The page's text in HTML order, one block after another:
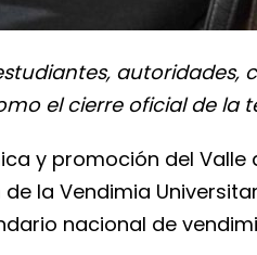
el cierre oficial de la
y promoción del
la Vendimia
nacional de